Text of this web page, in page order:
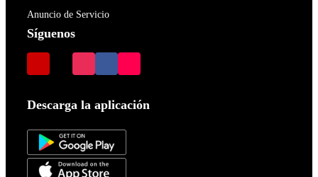
Anuncio de Servicio
Síguenos
Descarga la aplicación